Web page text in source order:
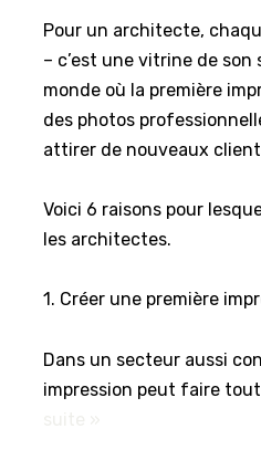
Pour un architecte,
– c’est une vitrine de
monde où la première
des photos
attirer de nouveaux
Voici 6 raisons pour
les architectes.
1. Créer une première
Dans un secteur aussi
impression peut faire